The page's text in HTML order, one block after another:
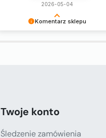
Komentarz sklepu
2026-05-04
Twoje konto
Śledzenie zamówienia